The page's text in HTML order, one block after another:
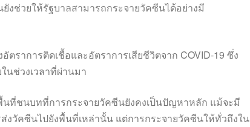
ช่วยให้รัฐบาลสามารถกระจายวัคซีนได้อย่างมี
ราการติดเชื้อและอัตราการเสียชีวิตจาก COVID-19 ซึ่ง
นช่วงเวลาที่ผ่านมา
ที่ชนบทที่การกระจายวัคซีนยังคงเป็นปัญหาหลัก แม้จะมี
วัคซีนไปยังพื้นที่เหล่านั้น แต่การกระจายวัคซีนให้ทั่วถึงใน